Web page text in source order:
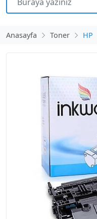
Anasayfa Toner HP